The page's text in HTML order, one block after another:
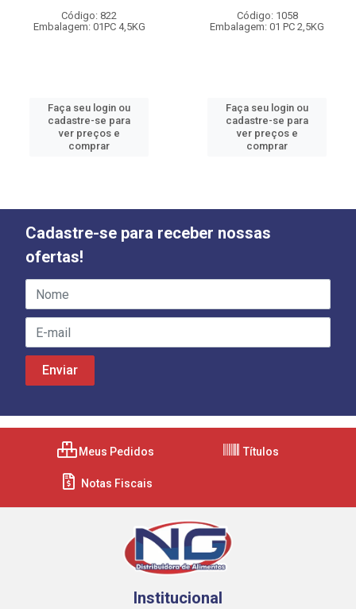
Código: 822
Embalagem: 01PC 4,5KG
Faça seu login ou
cadastre-se para
ver preços e
comprar
Código: 1058
Embalagem: 01 PC 2,5KG
Faça seu login ou
cadastre-se para
ver preços e
comprar
Cadastre-se para receber nossas
ofertas!
Meus Pedidos Títulos
Notas Fiscais
Institucional